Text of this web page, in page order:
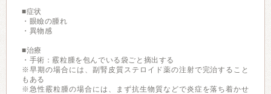
■症状
・眼瞼の腫れ
・異物感
■治療
・手術：霰粒腫を包んでいる袋ごと摘出する
※早期の場合には、副腎皮質ステロイド薬の注射で完治すること
もある
※急性霰粒腫の場合には、まず抗生物質などで炎症を落ち着かせ